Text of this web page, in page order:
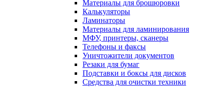
Материалы для брошюровки
Калькуляторы
Ламинаторы
Материалы для ламинирования
МФУ, принтеры, сканеры
Телефоны и факсы
Уничтожители документов
Резаки для бумаг
Подставки и боксы для дисков
Средства для очистки техники